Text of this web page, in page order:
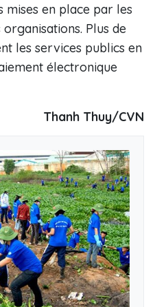
mises en place par les
Plus de
les services publics en
électronique
Thanh Thuy/CVN